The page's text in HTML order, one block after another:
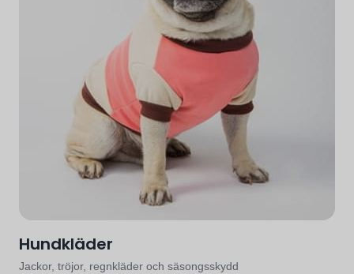
Hundkläder
Jackor, tröjor, regnkläder och säsongsskydd